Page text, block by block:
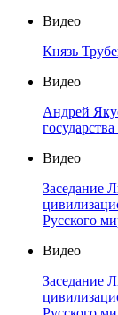
Видео
Князь
Видео
Андрей
Видео
Заседание
Русского
Видео
Заседание